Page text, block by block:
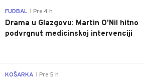
FUDBAL Pre 4 h
Drama u Glazgovu: Martin O'Nil hitno
podvrgnut medicinskoj intervenciji
KOŠARKA Pre 5 h